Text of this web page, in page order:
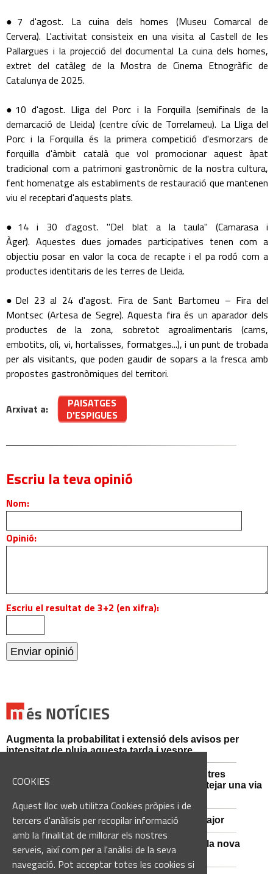
COOKIES
Aquest lloc web utilitza Cookies pròpies i de
tercers d'anàlisis per recopilar informació
amb la finalitat de millorar els nostres
serveis, així com per a l'anàlisi de la seva
navegació. Pot acceptar totes les cookies si
●7 d'agost. La cuina dels homes (Museu Comarcal de
Cervera). L'activitat consisteix en una visita al Castell de les
Pallargues i la projecció del documental La cuina dels homes,
extret del catàleg de la Mostra de Cinema Etnogràfic de
Catalunya de 2025.
●10 d'agost. Lliga del Porc i la Forquilla (semifinals de la
demarcació de Lleida) (centre cívic de Torrelameu). La Lliga del
Porc i la Forquilla és la primera competició d'esmorzars de
forquilla d'àmbit català que vol promocionar aquest àpat
tradicional com a patrimoni gastronòmic de la nostra cultura,
fent homenatge als establiments de restauració que mantenen
viu el receptari d'aquests plats.
●14 i 30 d'agost. "Del blat a la taula" (Camarasa i
Àger). Aquestes dues jornades participatives tenen com a
objectiu posar en valor la coca de recapte i el pa rodó com a
productes identitaris de les terres de Lleida.
●Del 23 al 24 d'agost. Fira de Sant Bartomeu – Fira del
Montsec (Artesa de Segre). Aquesta fira és un aparador dels
productes de la zona, sobretot agroalimentaris (carns,
embotits, oli, vi, hortalisses, formatges...), i un punt de trobada
per als visitants, que poden gaudir de sopars a la fresca amb
propostes gastronòmiques del territori.
Arxivat a:
PAISATGES
D'ESPIGUES
Escriu la teva opinió
Nom:
Opinió:
Escriu el resultat de 3+2 (en xifra):
Augmenta la probabilitat i extensió dels avisos per
intensitat de pluja aquesta tarda i vespre
Mossos d'Esquadra i Guàrdia Civil detenen tres
persones i n'investiguen una altra per sabotejar una via
Viladordis es prepara per una nova Festa Major
Sant Vicenç de Castellet inicia les obres de la nova
comissaria de la Policia Local